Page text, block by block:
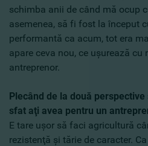
schimba anii de când mă ocup
asemenea, să fi fost la început
performantă ca acum, tot era
apare ceva nou, ce uşurează cu
antreprenor.
Plecând de la două
sfat aţi avea pentru un
E tare uşor să faci agricultură
rezistenţă şi tărie de caracter.